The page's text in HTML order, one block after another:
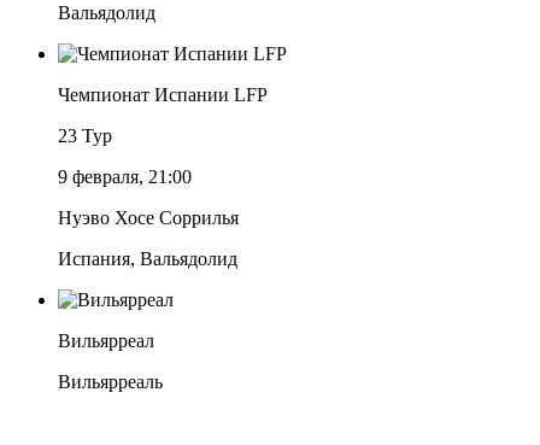
Вальядолид
Чемпионат Испании LFP
23 Тур
9 февраля, 21:00
Нуэво Хосе Соррилья
Испания, Вальядолид
Вильярреал
Вильярреаль